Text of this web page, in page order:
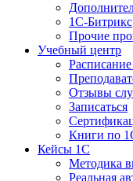
1С-Битрикс
Прочие
Учебный центр
Отзывы
Записаться
Книги по
Кейсы 1С
Методика
Реальная